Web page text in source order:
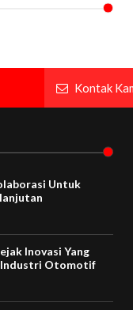
Kontak
Untuk
Inovasi Yang
Industri Otomotif